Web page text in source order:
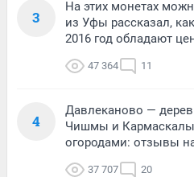
3
На этих монетах
из Уфы рассказал,
2016 год обладают
47 364 11
4
Давлеканово —
Чишмы и
огородами: отзывы
37 707 20